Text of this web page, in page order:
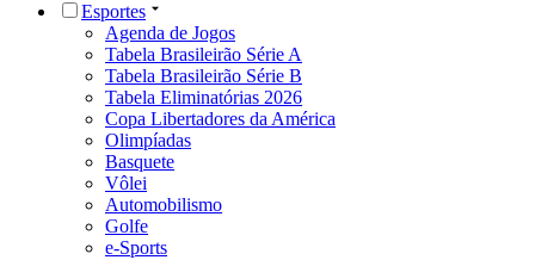
Esportes
Agenda de Jogos
Tabela Brasileirão Série A
Tabela Brasileirão Série B
Tabela Eliminatórias 2026
Copa Libertadores da América
Olimpíadas
Basquete
Vôlei
Automobilismo
Golfe
e-Sports